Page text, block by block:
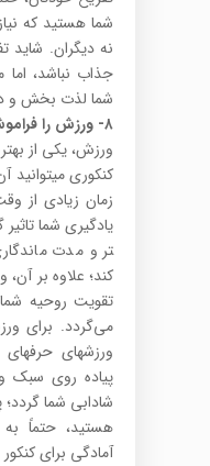
شما هستید که
نه دیگران. شاید
جذاب نباشد،
شما لذت بخش و
۸- ورزش را
ورزش، یکی از
کنکوری می­توانید
زمان زیادی از
تر و مدت
کند؛ علاوه بر
تقویت روحیه
می‌گردد. برای
ورزش­های
پیاده روی سبک
شادابی شما
هستید، حتماً
آمادگی برای